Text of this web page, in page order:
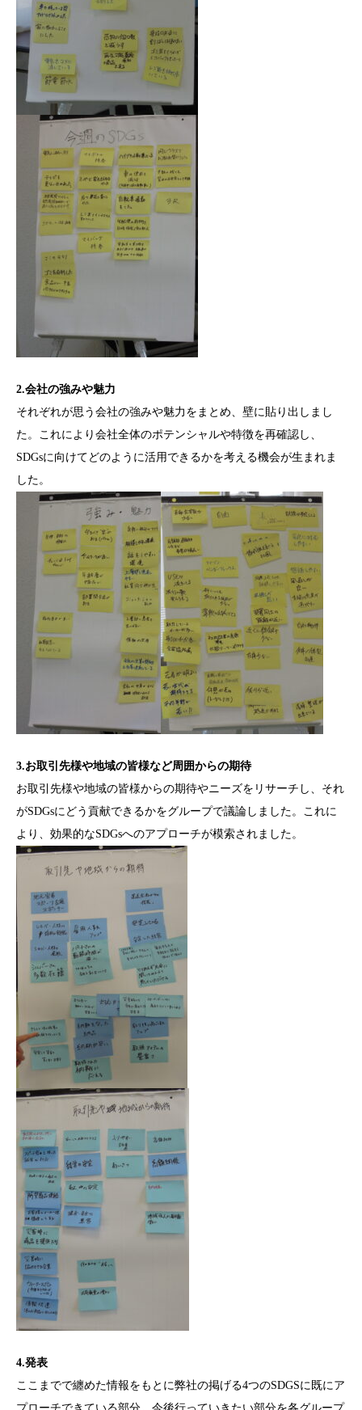
2.会社の強みや魅力
それぞれが思う会社の強みや魅力をまとめ、壁に貼り出しまし
た。これにより会社全体のポテンシャルや特徴を再確認し、
SDGsに向けてどのように活用できるかを考える機会が生まれま
した。
3.お取引先様や地域の皆様など周囲からの期待
お取引先様や地域の皆様からの期待やニーズをリサーチし、それ
がSDGsにどう貢献できるかをグループで議論しました。これに
より、効果的なSDGsへのアプローチが模索されました。
4.発表
ここまでで纏めた情報をもとに弊社の掲げる4つのSDGSに既にア